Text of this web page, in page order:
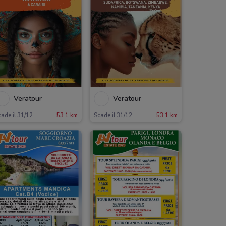
Veratour
il 31/12 53.1 km
Veratour
Scade il 31/12 53.1 km